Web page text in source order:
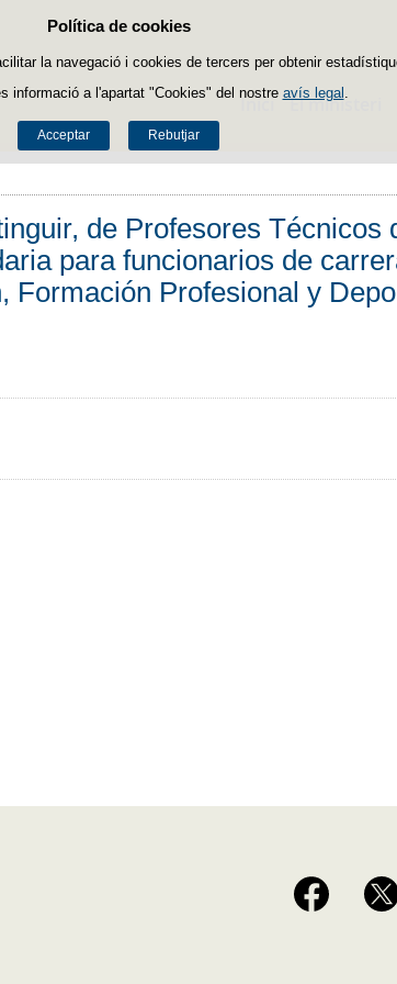
Política de cookies
la navegació i cookies de tercers per obtenir
informació a l'apartat "Cookies" del nostre avís legal
Acceptar Rebutjar
Passar al contingut
Inici El ministeri
de Profesores Técnicos
para funcionarios de
Formación Profesional y